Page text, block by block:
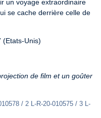
un voyage extraordinaire
se cache derrière celle de
(Etats-Unis)
de film et un goûter
/ 2 L-R-20-010575 / 3 L-